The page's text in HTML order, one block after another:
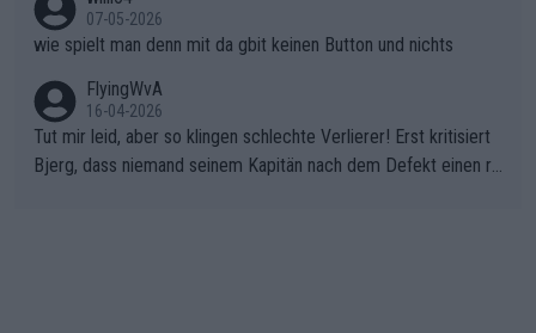
07-05-2026
wie spielt man denn mit da gbit keinen Button und nichts
FlyingWvA
16-04-2026
Tut mir leid, aber so klingen schlechte Verlierer! Erst kritisiert
Bjerg, dass niemand seinem Kapitän nach dem Defekt einen ro